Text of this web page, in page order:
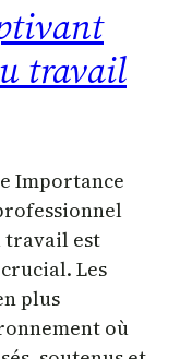
travail
Importance
travail est
Les
plus
où